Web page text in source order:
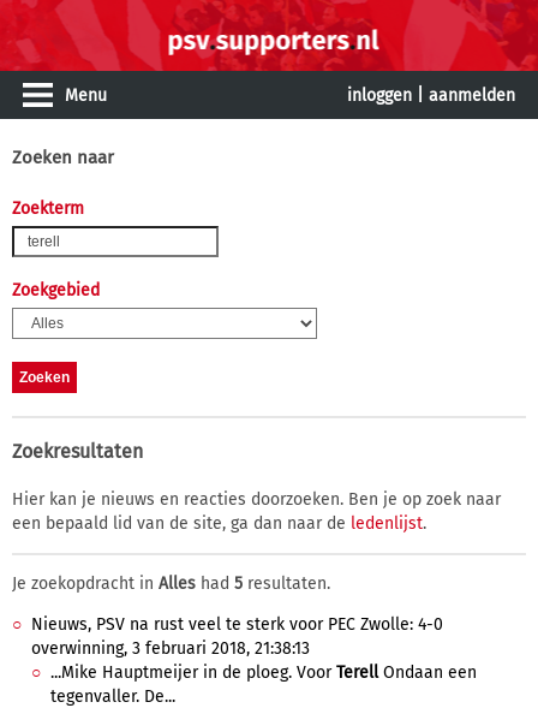
Menu inloggen aanmelden
Zoeken naar
Zoekterm
Zoekgebied
Zoekresultaten
Hier kan je nieuws en reacties doorzoeken. Ben je op zoek naar
een bepaald lid van de site, ga dan naar de ledenlijst.
Je zoekopdracht in Alles had 5 resultaten.
Nieuws, PSV na rust veel te sterk voor PEC Zwolle: 4-0
overwinning, 3 februari 2018, 21:38:13
...Mike Hauptmeijer in de ploeg. VoorTerellOndaan een
tegenvaller. De...